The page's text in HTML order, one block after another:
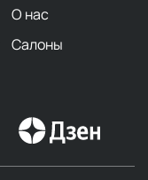
О нас
Салоны